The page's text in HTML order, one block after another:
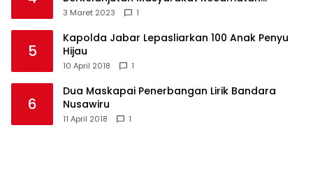
Langkaplancar
3 Maret 2023 1
5
Kapolda Jabar Lepasliarkan 100 Anak Penyu
Hijau
10 April 2018 1
6
Dua Maskapai Penerbangan Lirik Bandara
Nusawiru
11 April 2018 1